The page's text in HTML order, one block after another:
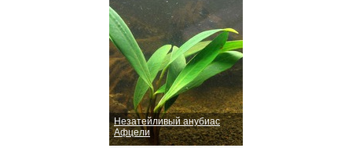
Незатейливый анубиас
Афцели